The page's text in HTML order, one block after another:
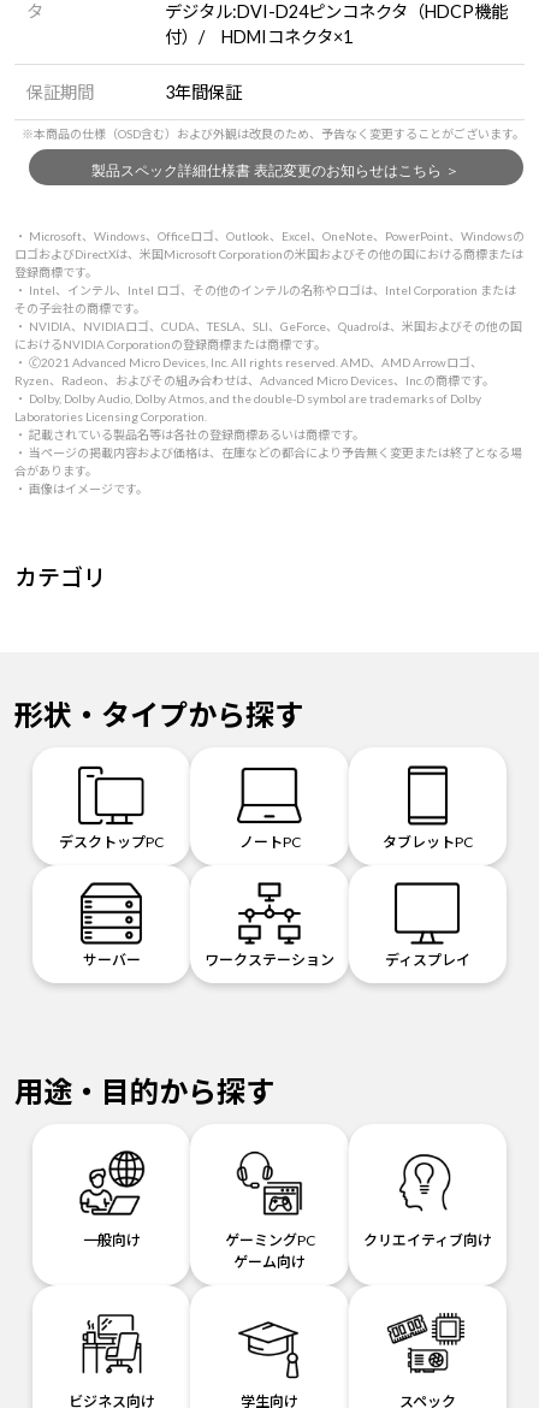
タ
デジタル:DVI-D24ピンコネクタ（HDCP機能
付）/ HDMIコネクタ×1
保証期間 3年間保証
・ Microsoft、Windows、Officeロゴ、Outlook、Excel、OneNote、PowerPoint、Windowsの
ロゴおよびDirectXは、米国Microsoft Corporationの米国およびその他の国における商標または
登録商標です。
・ Intel、インテル、Intel ロゴ、その他のインテルの名称やロゴは、Intel Corporation または
その子会社の商標です。
・ NVIDIA、NVIDIAロゴ、CUDA、TESLA、SLI、GeForce、Quadroは、米国およびその他の国
におけるNVIDIA Corporationの登録商標または商標です。
・ 🄫2021 Advanced Micro Devices, Inc. All rights reserved. AMD、AMD Arrowロゴ、
Ryzen、Radeon、およびその組み合わせは、Advanced Micro Devices、Inc.の商標です。
・ Dolby, Dolby Audio, Dolby Atmos, and the double-D symbol are trademarks of Dolby
Laboratories Licensing Corporation.
・ 記載されている製品名等は各社の登録商標あるいは商標です。
・ 当ページの掲載内容および価格は、在庫などの都合により予告無く変更または終了となる場
合があります。
・ 画像はイメージです。
カテゴリ
形状・タイプから探す
デスクトップPC ノートPC タブレットPC
サーバー ワークステーション ディスプレイ
用途・目的から探す
一般向け
ゲーミングPC
ゲーム向け
クリエイティブ向け
ビジネス向け 学生向け スペック